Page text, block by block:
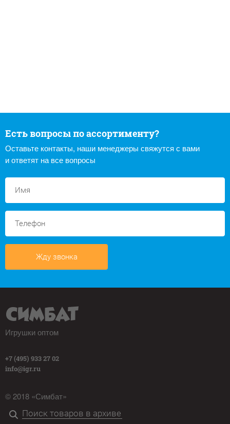
Есть вопросы по ассортименту?
Оставьте контакты, наши менеджеры свяжутся с вами
и ответят на все вопросы
Жду звонка
Игрушки оптом
+7 (495) 933 27 02
info@igr.ru
© 2018 «Симбат»